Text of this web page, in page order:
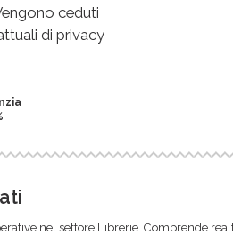
ceduti
di privacy
nel settore Librerie. Comprende